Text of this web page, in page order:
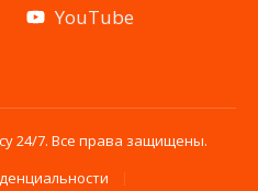
YouTube
24/7. Все права защищены.